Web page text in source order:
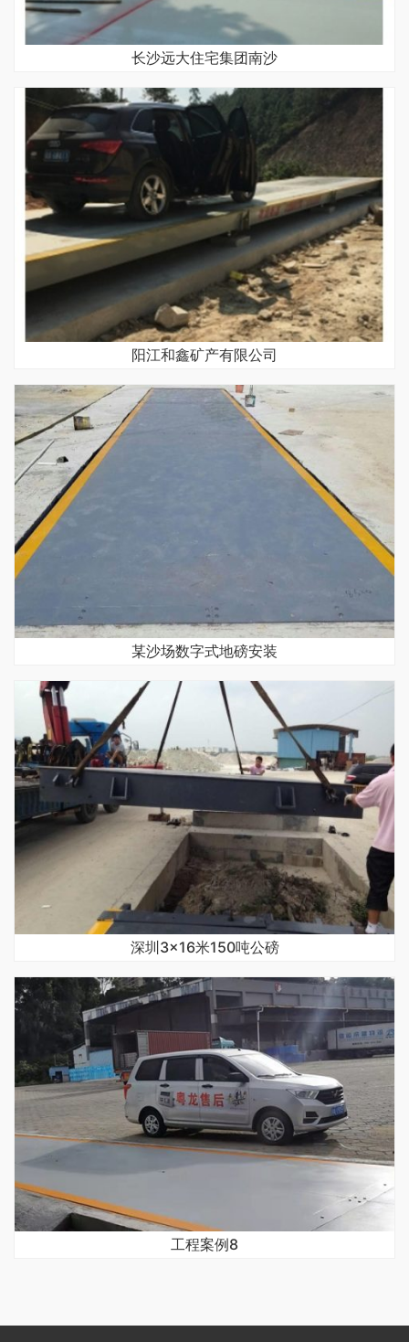
长沙远大住宅集团南沙
阳江和鑫矿产有限公司
某沙场数字式地磅安装
深圳3×16米150吨公磅
工程案例8